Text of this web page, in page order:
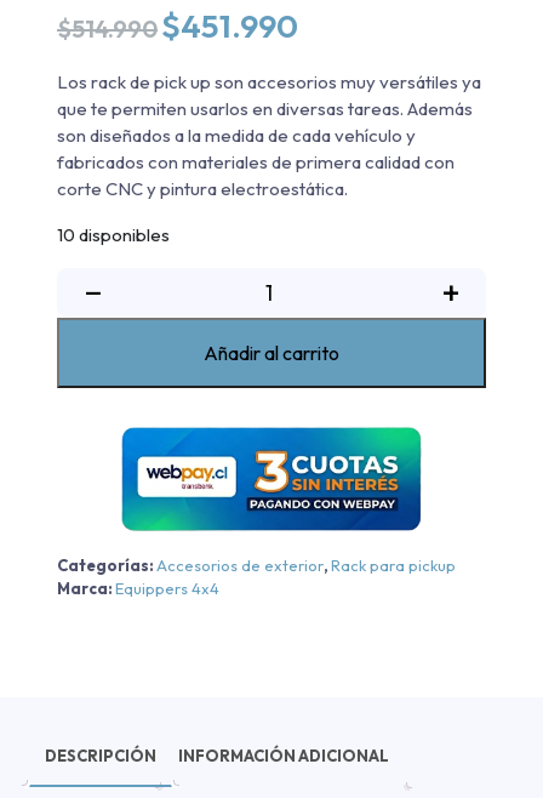
$514.990 El
precio
original
era:
$514.990.
$451.990
actual
es:
$451.990.
Los rack de pick up son accesorios muy versátiles ya
que te permiten usarlos en diversas tareas. Además
son diseñados a la medida de cada vehículo y
fabricados con materiales de primera calidad con
corte CNC y pintura electroestática.
10 disponibles
−
Ford
Ranger
2012-
2023
+
Añadir al carrito
Categorías:Accesorios de exterior,Rack para pickup
Marca:Equippers 4x4
DESCRIPCIÓN INFORMACIÓN ADICIONAL